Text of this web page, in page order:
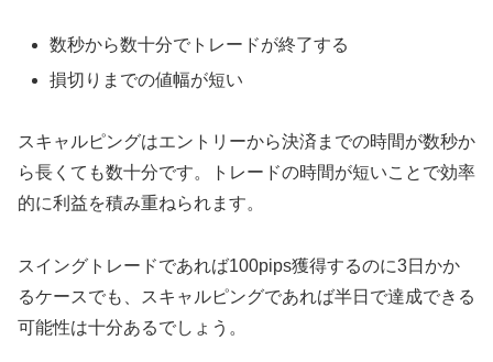
数秒から数十分でトレードが終了する
損切りまでの値幅が短い
スキャルピングはエントリーから決済までの時間が数秒か
ら長くても数十分です。トレードの時間が短いことで効率
的に利益を積み重ねられます。
スイングトレードであれば100pips獲得するのに3日かか
るケースでも、スキャルピングであれば半日で達成できる
可能性は十分あるでしょう。